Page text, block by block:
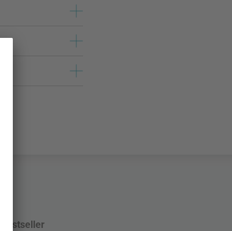
Bestseller